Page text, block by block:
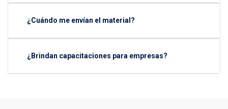
¿Cuándo me envían el material?
¿Brindan capacitaciones para empresas?